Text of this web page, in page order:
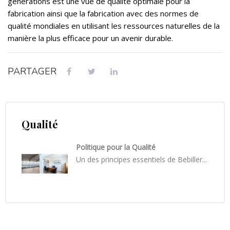
fabrication ainsi que la fabrication avec des normes de
qualité mondiales en utilisant les ressources naturelles de la
manière la plus efficace pour un avenir durable.
PARTAGER
Qualité
Politique pour la Qualité
Un des principes essentiels de Bebiller...